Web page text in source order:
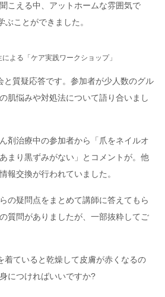
こえる中、アットホームな雰囲気で
ぶことができました。
よる「ケア実践ワークショップ」
と質疑応答です。参加者が少人数のグル
肌悩みや対処法について語り合いまし
剤治療中の参加者から「爪をネイルオ
まり黒ずみがない」とコメントが。他
報交換が行われていました。
の疑問点をまとめて講師に答えてもら
質問がありましたが、一部抜粋してご
ていると乾燥して皮膚が赤くなるの
につければいいですか?